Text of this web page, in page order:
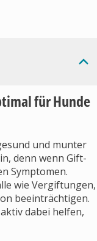
für Hunde
und munter
denn wenn Gift-
Symptomen.
wie Vergiftungen,
beeinträchtigen.
dabei helfen,